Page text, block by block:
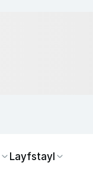
Layfstayl